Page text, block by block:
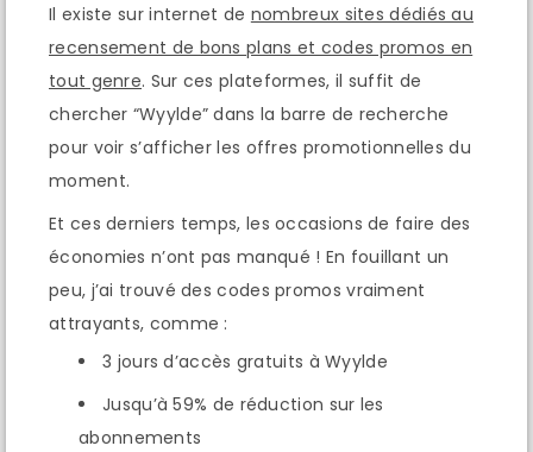
Il existe sur internet de nombreux sites dédiés au
recensement de bons plans et codes promos en
tout genre. Sur ces plateformes, il suffit de
chercher “Wyylde” dans la barre de recherche
pour voir s’afficher les offres promotionnelles du
moment.
Et ces derniers temps, les occasions de faire des
économies n’ont pas manqué ! En fouillant un
peu, j’ai trouvé des codes promos vraiment
attrayants, comme :
3 jours d’accès gratuits à Wyylde
Jusqu’à 59% de réduction sur les
abonnements